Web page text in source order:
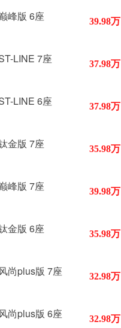
峰版 6座 39.98万
LINE 7座 37.98万
LINE 6座 37.98万
金版 7座 35.98万
峰版 7座 39.98万
金版 6座 35.98万
尚plus版 7座 32.98万
尚plus版 6座 32.98万